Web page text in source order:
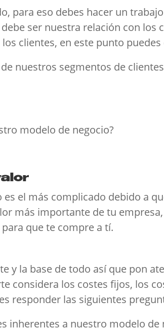
para eso debes hacer un
ser nuestra relación con
clientes, en este punto
nuestros segmentos de
modelo de negocio?
el más complicado debido a
más importante de tu
que te compre a tí.
y la base de todo así que pon
considera los costes fijos, los
responder las siguientes
inherentes a nuestro modelo de